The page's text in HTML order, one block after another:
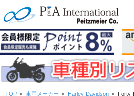
TOP > 車両メーカー > Harley-Davidson > Forty-